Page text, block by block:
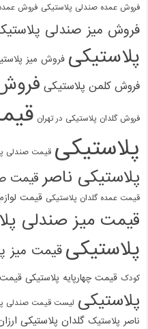
فروش عمده صندلی پلاستیکی فروش
فروش میز صندلی
پلاستیکی فروش میز
فروش کلمن پلاستیکی
فروش گلدان پلاستیکی در تهران
پلاستیکی قیمت صندلی
پلاستیکی ناصر قیمت
قیمت عمده گلدان پلاستیکی قیمت
قیمت میز صندلی
پلاستیکی قیمت میز
کودک قیمت چهارپایه پلاستیکی
پلاستیکی لیست قیمت صندلی
ناصر پلاستیک گلدان پلاستیکی